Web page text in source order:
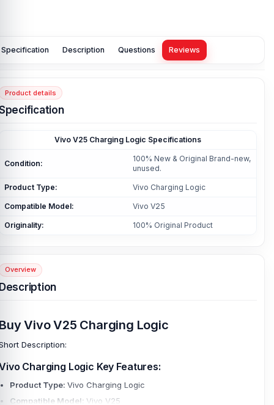
Specification Description Questions Reviews
Product details
Vivo V25 Charging Logic Specifications
Condition:
100% New & Original Brand-new,
unused.
Product Type: Vivo Charging Logic
Compatible Model: Vivo V25
Originality: 100% Original Product
Overview
Vivo V25 Charging Logic
Description:
Charging Logic Key Features:
Product Type: Vivo Charging Logic
Compatible Model: Vivo V25